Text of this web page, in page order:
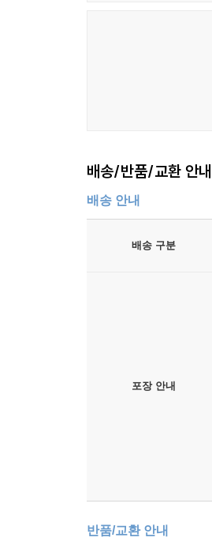
배송/반품/교환 안내
배송 안내
배송 구분
포장 안내
반품/교환 안내